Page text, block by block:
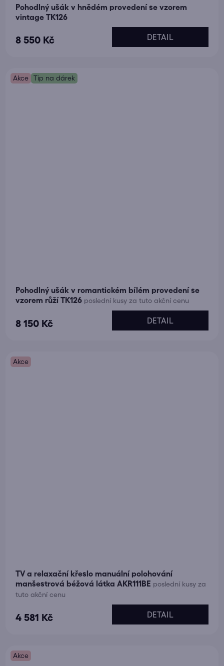
Pohodlný ušák v hnědém provedení se vzorem
vintage TK126
8 550 Kč DETAIL
Akce Tip na dárek
Pohodlný ušák v romantickém bílém provedení se
vzorem růží TK126 poslední kusy za tuto akční cenu
8 150 Kč DETAIL
Akce
TV a relaxační křeslo manuální polohování
manšestrová béžová látka AKR111BE poslední kusy za
tuto akční cenu
4 581 Kč DETAIL
Akce